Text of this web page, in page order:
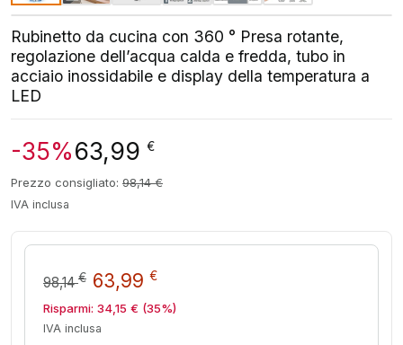
Rubinetto da cucina con 360 ° Presa rotante,
regolazione dell’acqua calda e fredda, tubo in
acciaio inossidabile e display della temperatura a
LED
-35%63,99 €
Prezzo consigliato: 98,14€
IVA inclusa
98,14€ Il prezzo originale era: 98,14 €.
63,99 €Il prezzo attuale è:
Risparmi: 34,15 € (35%)
IVA inclusa